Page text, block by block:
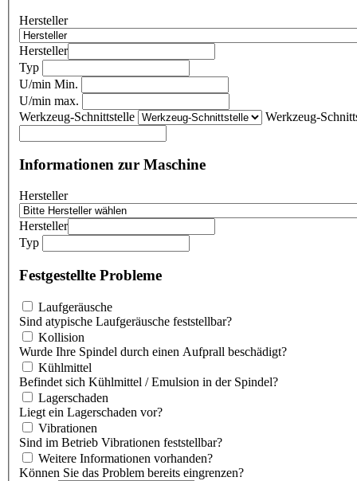
Hersteller
Hersteller
Typ
U/min Min.
U/min max.
Werkzeug-Schnittstelle
Werkzeug-
Informationen zur Maschine
Hersteller
Hersteller
Typ
Festgestellte Probleme
Laufgeräusche
Sind atypische Laufgeräusche feststellbar?
Kollision
Wurde Ihre Spindel durch einen Aufprall beschädigt?
Kühlmittel
Befindet sich Kühlmittel / Emulsion in der Spindel?
Lagerschaden
Liegt ein Lagerschaden vor?
Vibrationen
Sind im Betrieb Vibrationen feststellbar?
Weitere Informationen vorhanden?
Können Sie das Problem bereits eingrenzen?